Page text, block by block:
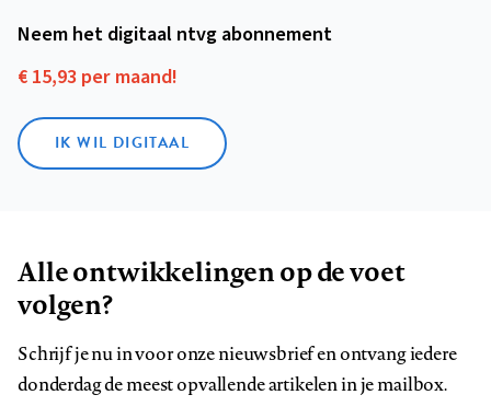
Neem het digitaal ntvg abonnement
€ 15,93 per maand!
IK WIL DIGITAAL
Alle ontwikkelingen op de voet
volgen?
Schrijf je nu in voor onze nieuwsbrief en ontvang iedere
donderdag de meest opvallende artikelen in je mailbox.